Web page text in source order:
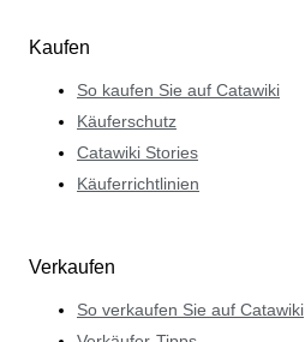
Kaufen
So kaufen Sie auf Catawiki
Käuferschutz
Catawiki Stories
Käuferrichtlinien
Verkaufen
So verkaufen Sie auf Catawiki